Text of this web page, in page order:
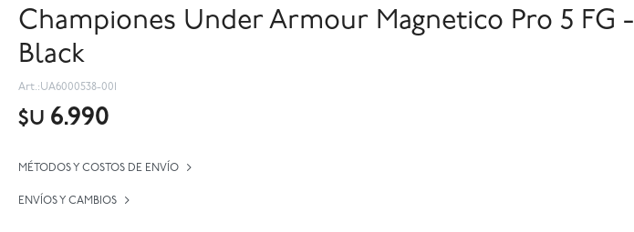
Championes Under Armour Magnetico Pro 5 FG -
Black
UA6000538-001
$U 6.990
MÉTODOS Y COSTOS DE ENVÍO
ENVÍOS Y CAMBIOS